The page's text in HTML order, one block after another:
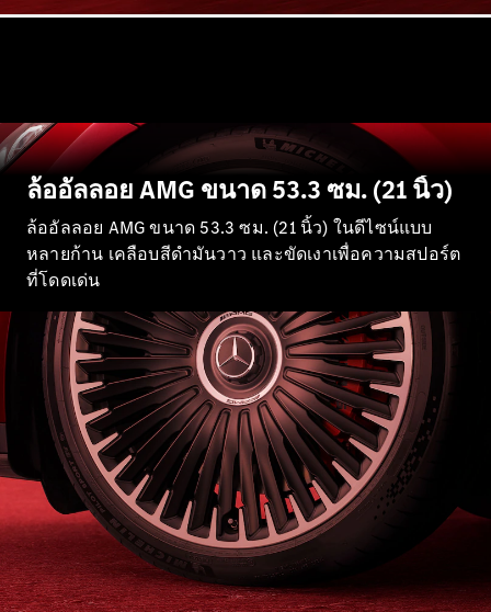
เอสยูวี
All SUVs
EQS
SUV
ไฟฟ้า 100%
Mercedes-
Maybach
EQS SUV
ไฟฟ้า 100%
GLA
GLC
GLC Coupé
Mercedes-
Maybach
GLS
Class
ไฟฟ้า 100%
G-Class
ออกแบบ
ล้ออัลลอย AMG ขนาด 53.3 ซม. (21 นิ้ว)
ล้ออัลลอย AMG ขนาด 53.3 ซม. (21 นิ้ว) ในดีไซน์แบบ
หลายก้าน เคลือบสีดำมันวาว และขัดเงาเพื่อความสปอร์ต
ที่โดดเด่น